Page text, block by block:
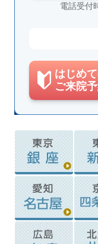
電話受付
はじめ
ご来院